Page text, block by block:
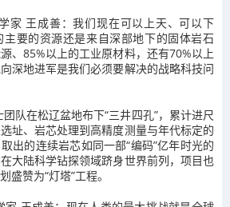
家 王成善：我们现在可以上天、可以下
要的资源还是来自深部地下的固体岩石
、85%以上的工业原材料，还有70%以上
深地进军是我们必须要解决的战略科技问
队在松辽盆地布下“三井四孔”，累计进尺
址、岩芯处理到高精度测量与年代标定的
出的连续岩芯如同一部“编码”亿年时光的
大陆科学钻探领域跻身世界前列，项目也
盛赞为“灯塔”工程。